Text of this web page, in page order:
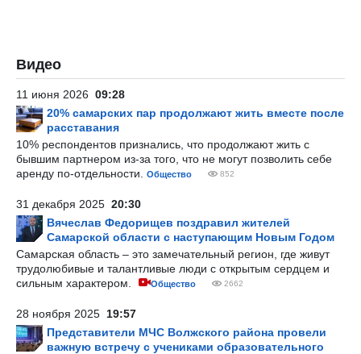
Видео
11 июня 2026 09:28
20% самарских пар продолжают жить вместе после
расставания
10% респондентов признались, что продолжают жить с
бывшим партнером из-за того, что не могут позволить себе
аренду по-отдельности.
Общество 852
31 декабря 2025 20:30
Вячеслав Федорищев поздравил жителей
Самарской области с наступающим Новым Годом
Самарская область – это замечательный регион, где живут
трудолюбивые и талантливые люди с открытым сердцем и
сильным характером.
Общество 2662
28 ноября 2025 19:57
Представители МЧС Волжского района провели
важную встречу с учениками образовательного